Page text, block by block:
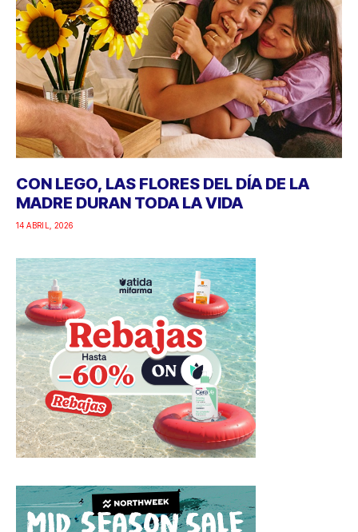
CON LEGO, LAS FLORES DEL DÍA DE LA
MADRE DURAN TODA LA VIDA
14 ABRIL, 2026